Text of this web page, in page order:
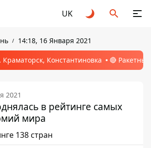
UK
14:18, 16 Января 2021
Константиновка 🔴
2021
в рейтинге самых
мира
138 стран